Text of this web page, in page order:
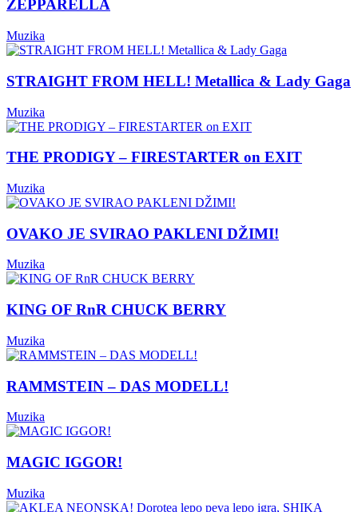
ZEPPARELLA
Muzika
STRAIGHT FROM HELL! Metallica & Lady Gaga
Muzika
THE PRODIGY – FIRESTARTER on EXIT
Muzika
OVAKO JE SVIRAO PAKLENI DŽIMI!
Muzika
KING OF RnR CHUCK BERRY
Muzika
RAMMSTEIN – DAS MODELL!
Muzika
MAGIC IGGOR!
Muzika